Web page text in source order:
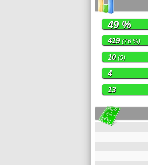
49 %
419(76 %)
10(5)
4
13